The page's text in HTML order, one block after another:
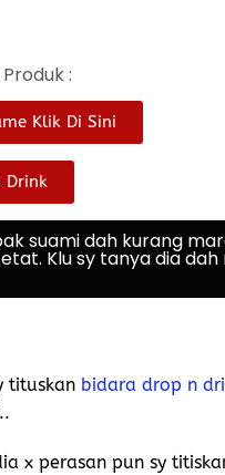
:
Klik Di Sini
Drink
suami dah kurang
Klu sy tanya dia dah
tituskan bidara drop n
x perasan pun sy